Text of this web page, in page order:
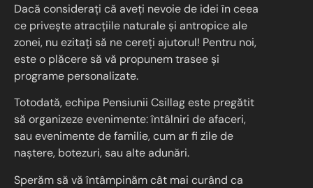
Dacă considerați că aveți nevoie de idei în ceea
ce privește atracțiile naturale și antropice ale
zonei, nu ezitați să ne cereți ajutorul! Pentru noi,
este o plăcere să vă propunem trasee și
programe personalizate.
Totodată, echipa Pensiunii Csillag este pregătit
să organizeze evenimente: întâlniri de afaceri,
sau evenimente de familie, cum ar fi zile de
naștere, botezuri, sau alte adunări.
Sperăm să vă întâmpinăm cât mai curând ca